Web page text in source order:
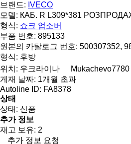
브랜드: IVECO
모델: КАБ. R L309*381
형식: 쇼크 업소버
부품 번호: 895133
원본의 카탈로그 번호: 500307352,
형식: 후방
위치: 우크라이나 Mukachevo7780
게재 날짜: 1개월 초과
Autoline ID: FA8378
상태
상태: 신품
추가 정보
재고 보유: 2
추가 정보 요청